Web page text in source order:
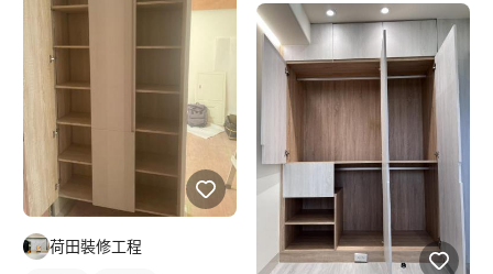
荷田裝修工程